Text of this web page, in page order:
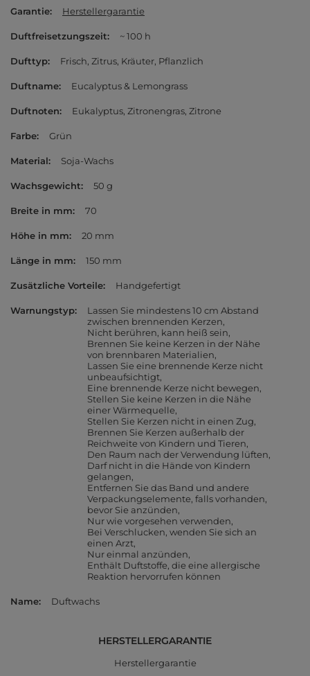
Garantie Herstellergarantie
Duftfreisetzungszeit ~ 100 h
Dufttyp Frisch Zitrus Kräuter Pflanzlich
Duftname Eucalyptus & Lemongrass
Duftnoten Eukalyptus Zitronengras Zitrone
Farbe Grün
Material Soja-Wachs
Wachsgewicht 50 g
Breite in mm 70
Höhe in mm 20 mm
Länge in mm 150 mm
Zusätzliche Vorteile Handgefertigt
Warnungstyp
Lassen Sie mindestens 10 cm Abstand
zwischen brennenden Kerzen
Nicht berühren, kann heiß sein
Brennen Sie keine Kerzen in der Nähe
von brennbaren Materialien
Lassen Sie eine brennende Kerze nicht
unbeaufsichtigt
Eine brennende Kerze nicht bewegen
Stellen Sie keine Kerzen in die Nähe
einer Wärmequelle
Stellen Sie Kerzen nicht in einen Zug
Brennen Sie Kerzen außerhalb der
Reichweite von Kindern und Tieren
Den Raum nach der Verwendung lüften
Darf nicht in die Hände von Kindern
gelangen
Entfernen Sie das Band und andere
Verpackungselemente, falls vorhanden,
bevor Sie anzünden
Nur wie vorgesehen verwenden
Bei Verschlucken, wenden Sie sich an
einen Arzt
Nur einmal anzünden
Enthält Duftstoffe, die eine allergische
Reaktion hervorrufen können
Name Duftwachs
HERSTELLERGARANTIE
Herstellergarantie